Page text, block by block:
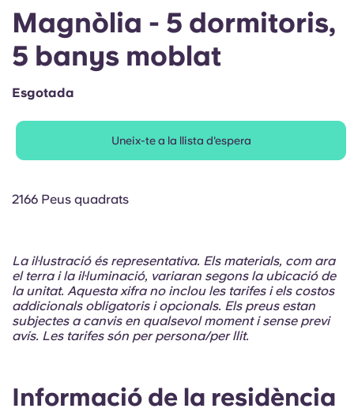
Chinese
Español
Portuguese
Inicia la sessió
Informació de la residència
Magnòlia - 5 dormitoris,
5 banys moblat
Esgotada
Uneix-te a la llista d'espera
2166 Peus quadrats
La il·lustració és representativa. Els materials, com ara
el terra i la il·luminació, variaran segons la ubicació de
la unitat. Aquesta xifra no inclou les tarifes i els costos
addicionals obligatoris i opcionals. Els preus estan
subjectes a canvis en qualsevol moment i sense previ
avís. Les tarifes són per persona/per llit.